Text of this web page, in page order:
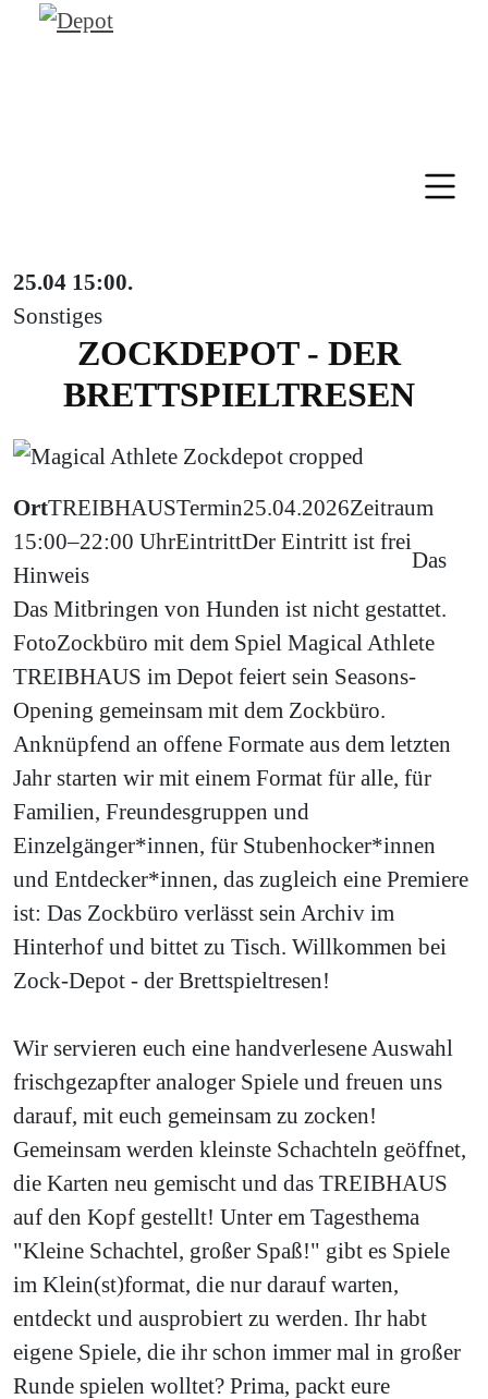
25.04 15:00.
Sonstiges
ZOCKDEPOT - DER
BRETTSPIELTRESEN
OrtTREIBHAUSTermin25.04.2026Zeitraum
15:00–22:00 UhrEintrittDer Eintritt ist frei
Hinweis
Das Mitbringen von Hunden ist nicht gestattet.
FotoZockbüro mit dem Spiel Magical Athlete
Das
TREIBHAUS im Depot feiert sein Seasons-
Opening gemeinsam mit dem Zockbüro.
Anknüpfend an offene Formate aus dem letzten
Jahr starten wir mit einem Format für alle, für
Familien, Freundesgruppen und
Einzelgänger*innen, für Stubenhocker*innen
und Entdecker*innen, das zugleich eine Premiere
ist: Das Zockbüro verlässt sein Archiv im
Hinterhof und bittet zu Tisch. Willkommen bei
Zock-Depot - der Brettspieltresen!
Wir servieren euch eine handverlesene Auswahl
frischgezapfter analoger Spiele und freuen uns
darauf, mit euch gemeinsam zu zocken!
Gemeinsam werden kleinste Schachteln geöffnet,
die Karten neu gemischt und das TREIBHAUS
auf den Kopf gestellt! Unter em Tagesthema
"Kleine Schachtel, großer Spaß!" gibt es Spiele
im Klein(st)format, die nur darauf warten,
entdeckt und ausprobiert zu werden. Ihr habt
eigene Spiele, die ihr schon immer mal in großer
Runde spielen wolltet? Prima, packt eure